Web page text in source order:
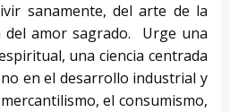
sanamente, del arte de la
del amor sagrado. Urge una
una ciencia centrada
en el desarrollo industrial y
el consumismo,